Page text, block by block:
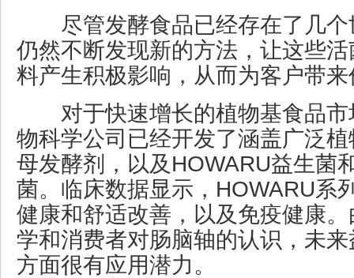
尽管发酵食品已经存在了几个
仍然不断发现新的方法，让这些
料产生积极影响，从而为客户带
对于快速增长的植物基食品市
物科学公司已经开发了涵盖广泛
母发酵剂，以及HOWARU益生菌
菌。临床数据显示，HOWARU系
健康和舒适改善，以及免疫健康
学和消费者对肠脑轴的认识，未
方面很有应用潜力。